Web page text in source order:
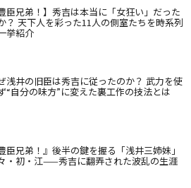
豊臣兄弟！】秀吉は本当に「女狂い」だった
？ 天下人を彩った11人の側室たちを時系列
挙紹介
浅井の旧臣は秀吉に従ったのか？ 武力を使
“自分の味方”に変えた裏工作の技法とは
豊臣兄弟！』後半の鍵を握る「浅井三姉妹」
・初・江——秀吉に翻弄された波乱の生涯